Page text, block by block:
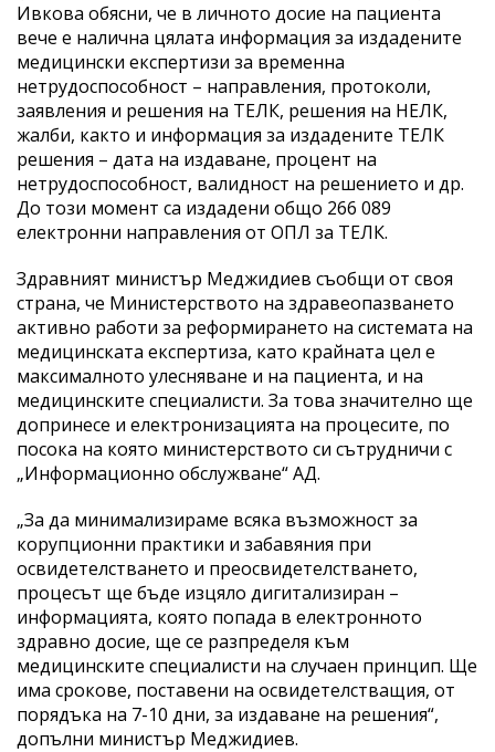
Ивкова обясни, че в личното досие на пациента
вече е налична цялата информация за издадените
медицински експертизи за временна
нетрудоспособност – направления, протоколи,
заявления и решения на ТЕЛК, решения на НЕЛК,
жалби, както и информация за издадените ТЕЛК
решения – дата на издаване, процент на
нетрудоспособност, валидност на решението и др.
До този момент са издадени общо 266 089
електронни направления от ОПЛ за ТЕЛК.
Здравният министър Меджидиев съобщи от своя
страна, че Министерството на здравеопазването
активно работи за реформирането на системата на
медицинската експертиза, като крайната цел е
максималното улесняване и на пациента, и на
медицинските специалисти. За това значително ще
допринесе и електронизацията на процесите, по
посока на която министерството си сътрудничи с
„Информационно обслужване“ АД.
„За да минимализираме всяка възможност за
корупционни практики и забавяния при
освидетелстването и преосвидетелстването,
процесът ще бъде изцяло дигитализиран –
информацията, която попада в електронното
здравно досие, ще се разпределя към
медицинските специалисти на случаен принцип. Ще
има срокове, поставени на освидетелстващия, от
порядъка на 7-10 дни, за издаване на решения“,
допълни министър Меджидиев.